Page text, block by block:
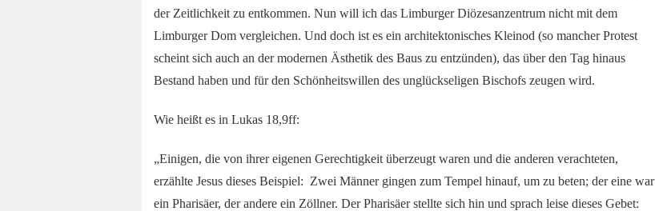
der Zeitlichkeit zu entkommen. Nun will ich das Limburger Diözesanzentrum nicht mit dem
Limburger Dom vergleichen. Und doch ist es ein architektonisches Kleinod (so mancher Protest
scheint sich auch an der modernen Ästhetik des Baus zu entzünden), das über den Tag hinaus
Bestand haben und für den Schönheitswillen des unglückseligen Bischofs zeugen wird.
Wie heißt es in Lukas 18,9ff:
„Einigen, die von ihrer eigenen Gerechtigkeit überzeugt waren und die anderen verachteten,
erzählte Jesus dieses Beispiel: Zwei Männer gingen zum Tempel hinauf, um zu beten; der eine war
ein Pharisäer, der andere ein Zöllner. Der Pharisäer stellte sich hin und sprach leise dieses Gebet: